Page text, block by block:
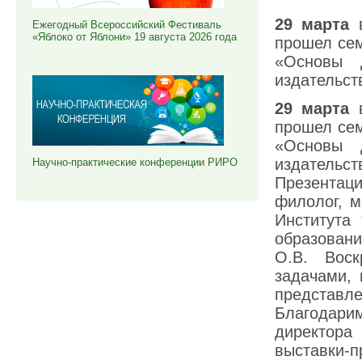
Ежегодный Всероссийский Фестиваль
«Яблоко от Яблони» 19 августа 2026 года
Научно-практические конференции РИРО
29 марта
прошел
«Основы
29 марта
прошел
«Основы
филолог,
О.В.
задачами,
директора
выставки-